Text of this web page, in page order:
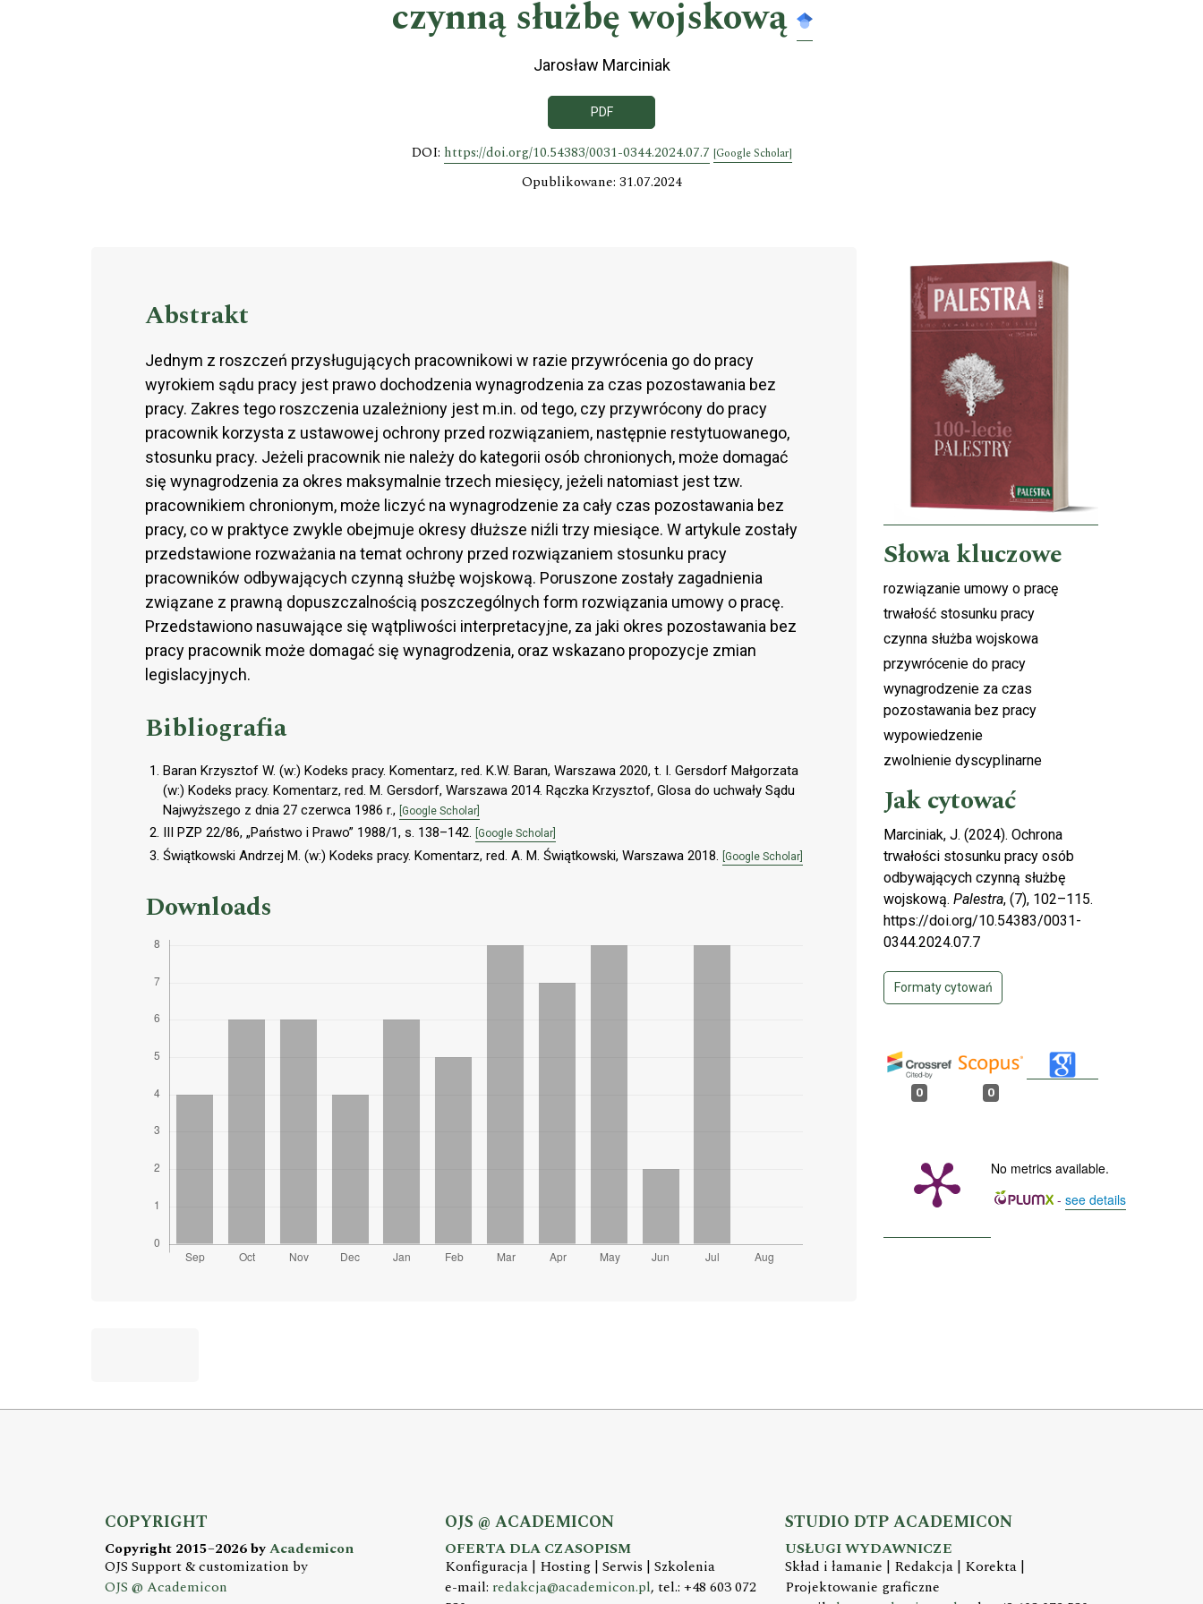
czynną służbę wojskową
Jarosław Marciniak
PDF
DOI: https://doi.org/10.54383/0031-0344.2024.07.7 [Google Scholar]
Opublikowane: 31.07.2024
Abstrakt
Jednym z roszczeń przysługujących pracownikowi w razie przywrócenia go do pracy
wyrokiem sądu pracy jest prawo dochodzenia wynagrodzenia za czas pozostawania bez
pracy. Zakres tego roszczenia uzależniony jest m.in. od tego, czy przywrócony do pracy
pracownik korzysta z ustawowej ochrony przed rozwiązaniem, następnie restytuowanego,
stosunku pracy. Jeżeli pracownik nie należy do kategorii osób chronionych, może domagać
się wynagrodzenia za okres maksymalnie trzech miesięcy, jeżeli natomiast jest tzw.
pracownikiem chronionym, może liczyć na wynagrodzenie za cały czas pozostawania bez
pracy, co w praktyce zwykle obejmuje okresy dłuższe niźli trzy miesiące. W artykule zostały
przedstawione rozważania na temat ochrony przed rozwiązaniem stosunku pracy
pracowników odbywających czynną służbę wojskową. Poruszone zostały zagadnienia
związane z prawną dopuszczalnością poszczególnych form rozwiązania umowy o pracę.
Przedstawiono nasuwające się wątpliwości interpretacyjne, za jaki okres pozostawania bez
pracy pracownik może domagać się wynagrodzenia, oraz wskazano propozycje zmian
legislacyjnych.
Bibliografia
Baran Krzysztof W. (w:) Kodeks pracy. Komentarz, red. K.W. Baran, Warszawa 2020, t. I. Gersdorf Małgorzata
(w:) Kodeks pracy. Komentarz, red. M. Gersdorf, Warszawa 2014. Rączka Krzysztof, Glosa do uchwały Sądu
Najwyższego z dnia 27 czerwca 1986 r., [Google Scholar]
III PZP 22/86, „Państwo i Prawo” 1988/1, s. 138–142. [Google Scholar]
Świątkowski Andrzej M. (w:) Kodeks pracy. Komentarz, red. A. M. Świątkowski, Warszawa 2018. [Google Scholar]
Downloads
Cover image
Słowa kluczowe
rozwiązanie umowy o pracę
trwałość stosunku pracy
czynna służba wojskowa
przywrócenie do pracy
wynagrodzenie za czas
pozostawania bez pracy
wypowiedzenie
zwolnienie dyscyplinarne
Jak cytować
Marciniak, J. (2024). Ochrona
trwałości stosunku pracy osób
odbywających czynną służbę
wojskową. Palestra, (7), 102–115.
https://doi.org/10.54383/0031-
0344.2024.07.7
Formaty cytowań
0 0
No metrics available.
- see details
COPYRIGHT
Copyright 2015–2026 byAcademicon
OJS Support & customization by
OJS @ Academicon
OJS @ ACADEMICON
OFERTA DLA CZASOPISM
Konfiguracja | Hosting | Serwis | Szkolenia
e-mail: redakcja@academicon.pl, tel.: +48 603 072
STUDIO DTP ACADEMICON
USŁUGI WYDAWNICZE
Skład i łamanie | Redakcja | Korekta |
Projektowanie graficzne